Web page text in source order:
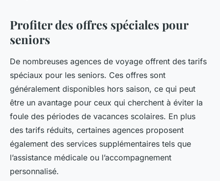
Profiter des offres spéciales pour
seniors
De nombreuses agences de voyage offrent des tarifs
spéciaux pour les seniors. Ces offres sont
généralement disponibles hors saison, ce qui peut
être un avantage pour ceux qui cherchent à éviter la
foule des périodes de vacances scolaires. En plus
des tarifs réduits, certaines agences proposent
également des services supplémentaires tels que
l’assistance médicale ou l’accompagnement
personnalisé.